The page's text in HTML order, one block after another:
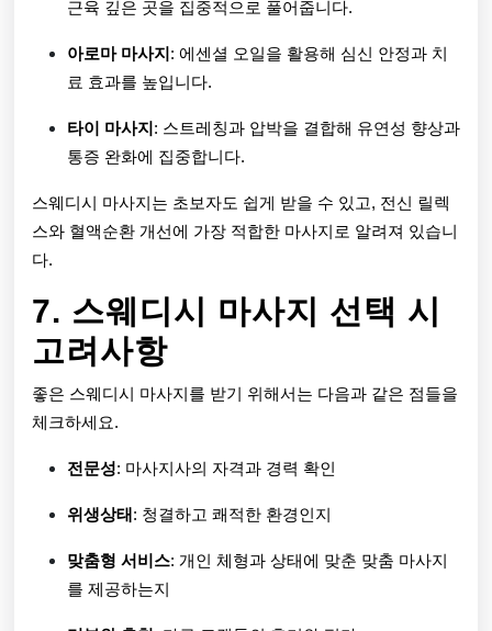
근육 깊은 곳을 집중적으로 풀어줍니다.
아로마 마사지: 에센셜 오일을 활용해 심신 안정과 치
료 효과를 높입니다.
타이 마사지: 스트레칭과 압박을 결합해 유연성 향상과
통증 완화에 집중합니다.
스웨디시 마사지는 초보자도 쉽게 받을 수 있고, 전신 릴렉
스와 혈액순환 개선에 가장 적합한 마사지로 알려져 있습니
다.
7. 스웨디시 마사지 선택 시
고려사항
좋은 스웨디시 마사지를 받기 위해서는 다음과 같은 점들을
체크하세요.
전문성: 마사지사의 자격과 경력 확인
위생상태: 청결하고 쾌적한 환경인지
맞춤형 서비스: 개인 체형과 상태에 맞춘 맞춤 마사지
를 제공하는지